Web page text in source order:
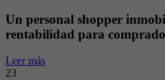
Un personal shopper
rentabilidad para
Leer más
23